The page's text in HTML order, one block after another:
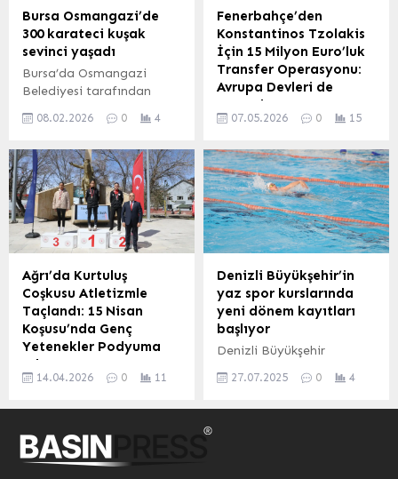
öncesindeki son test
olacak. Maç Detayları ve
Tarihçe Türkiye ile
Venezuela arasındaki
tarihi mücadele, 7 Haziran
Pazar günü TSİ 01.00’de
Fort Lauderdale’deki...
Bursa Osmangazi’de
300 karateci kuşak
sevinci yaşadı
Bursa’da Osmangazi
Belediyesi tarafından
Osmangazi Belediyespor
birinci dönem karate
eğitim semineri ve kuşak
sınavı, 6 yaş ve üzeri 300
sporcunun katılımıyla
gerçekleştirildi. BURSA
(İGFA) – Dikkaldırım
Kapalı Spor Salonu’nda
düzenlenen karate eğitim
semineri ve kuşak sınavına
katılan sporcular, zorlu ve
titiz bir değerlendirme
sürecinden geçerek...
08.02.2026 0 4
Fenerbahçe’den
Konstantinos Tzolakis
İçin 15 Milyon Euro’luk
Transfer Operasyonu:
Avrupa Devleri de
Devrede!
Fenerbahçe,
yetenekli file bekçisi
Konstantinos Tzolakis’i
kadrosuna katmak için
harekete geçti. Sarı-
lacivertlilerin, 23 yaşındaki
Yunan kaleci için yaklaşık
15 milyon Euro’luk bir
teklif hazırlığında olduğu
iddia edildi. Transferde
Rekabet Kızışıyor İngiliz
basınında yer alan
haberlere göre,
Fenerbahçe yönetimi,
temas kurarak transfer
07.05.2026 0 15
Ağrı’da Kurtuluş
Coşkusu Atletizmle
Taçlandı: 15 Nisan
Koşusu’nda Genç
Yetenekler Podyuma
Çıktı
Ağrı Valiliği’nin ev
programları kapsamında
düzenlenen atletizm
14.04.2026 0 11
Denizli Büyükşehir’in
yaz spor kurslarında
yeni dönem kayıtları
başlıyor
Denizli Büyükşehir
her yaştan vatandaşa
27.07.2025 0 4